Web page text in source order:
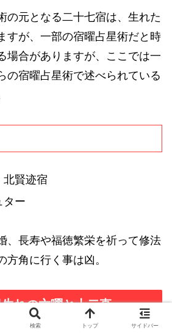
の元となる二十七宿は、生れた
すが、一部の宿曜占星術だと時
場合がありますが、ここでは一
の宿曜占星術で述べられている
北賢迹宿
ター
、長寿や福徳繁栄を祈って修法
方角に行く事は凶。
れの六曜と十二直
検索 トップ サイドバー